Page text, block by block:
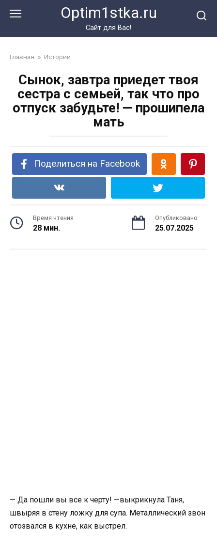
Optim1stka.ru
Сайт для Вас!
Главная » Истории
Сынок, завтра приедет твоя
сестра с семьей, так что про
отпуск забудьте! — прошипела
мать
Поделиться на Facebook
Время чтения
28 мин.
Опубликовано
25.07.2025
— Да пошли вы все к черту! —выкрикнула Таня,
швыряя в стену ложку для супа. Металлический звон
отозвался в кухне, как выстрел.